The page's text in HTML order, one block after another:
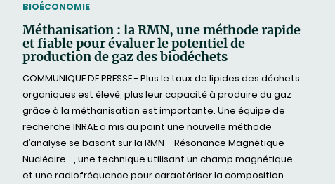
THEMATIC
BIOÉCONOMIE
Méthanisation : la RMN, une méthode rapide
et fiable pour évaluer le potentiel de
production de gaz des biodéchets
COMMUNIQUE DE PRESSE - Plus le taux de lipides des déchets
organiques est élevé, plus leur capacité à produire du gaz
grâce à la méthanisation est importante. Une équipe de
recherche INRAE a mis au point une nouvelle méthode
d’analyse se basant sur la RMN – Résonance Magnétique
Nucléaire –, une technique utilisant un champ magnétique
et une radiofréquence pour caractériser la composition